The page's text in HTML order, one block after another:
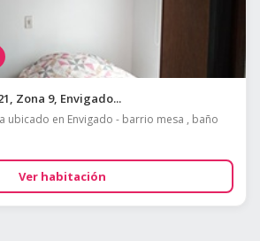
Zona 9, Envigado...
ubicado en Envigado - barrio mesa , baño
Ver habitación